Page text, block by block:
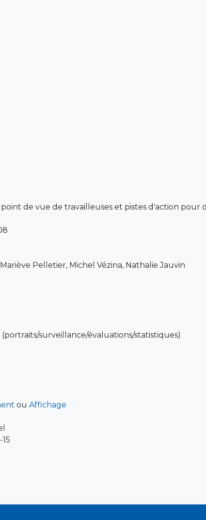
de vue de travailleuses et pistes d'action pour
Pelletier, Michel Vézina, Nathalie Jauvin
surveillance/évaluations/statistiques)
ou Affichage